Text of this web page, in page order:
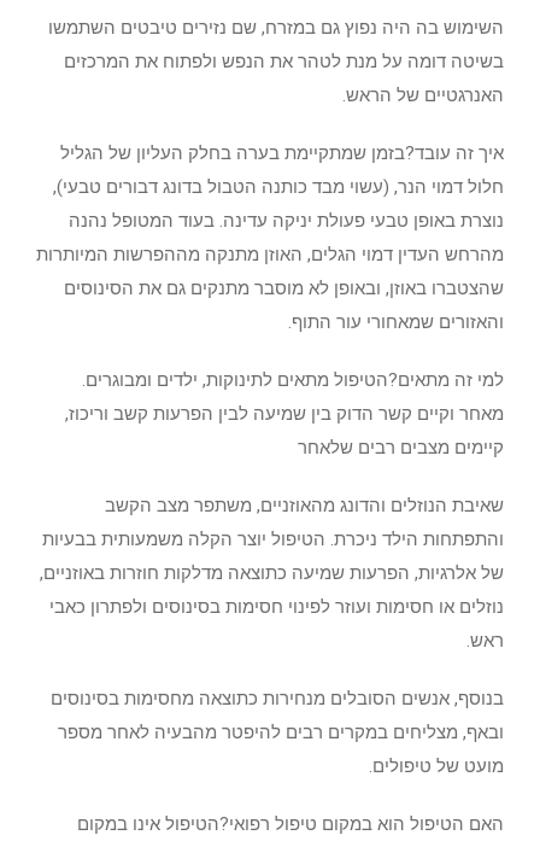
השימוש בה היה נפוץ גם במזרח, שם נזירים טיבטים השתמשו
בשיטה דומה על מנת לטהר את הנפש ולפתוח את המרכזים
האנרגטיים של הראש.
איך זה עובד?בזמן שמתקיימת בערה בחלק העליון של הגליל
חלול דמוי הנר, (עשוי מבד כותנה הטבול בדונג דבורים טבעי),
נוצרת באופן טבעי פעולת יניקה עדינה. בעוד המטופל נהנה
מהרחש העדין דמוי הגלים, האוזן מתנקה מההפרשות המיותרות
שהצטברו באוזן, ובאופן לא מוסבר מתנקים גם את הסינוסים
והאזורים שמאחורי עור התוף.
למי זה מתאים?הטיפול מתאים לתינוקות, ילדים ומבוגרים.
מאחר וקיים קשר הדוק בין שמיעה לבין הפרעות קשב וריכוז,
קיימים מצבים רבים שלאחר
שאיבת הנוזלים והדונג מהאוזניים, משתפר מצב הקשב
והתפתחות הילד ניכרת. הטיפול יוצר הקלה משמעותית בבעיות
של אלרגיות, הפרעות שמיעה כתוצאה מדלקות חוזרות באוזניים,
נוזלים או חסימות ועוזר לפינוי חסימות בסינוסים ולפתרון כאבי
ראש.
בנוסף, אנשים הסובלים מנחירות כתוצאה מחסימות בסינוסים
ובאף, מצליחים במקרים רבים להיפטר מהבעיה לאחר מספר
מועט של טיפולים.
האם הטיפול הוא במקום טיפול רפואי?הטיפול אינו במקום